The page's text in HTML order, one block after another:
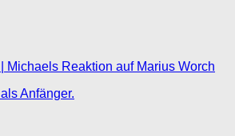
Reaktion auf Marius Worch
Anfänger.